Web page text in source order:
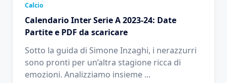
Calcio
Calendario Inter Serie A 2023-24: Date
Partite e PDF da scaricare
Sotto la guida di Simone Inzaghi, i nerazzurri
sono pronti per un’altra stagione ricca di
emozioni. Analizziamo insieme ...